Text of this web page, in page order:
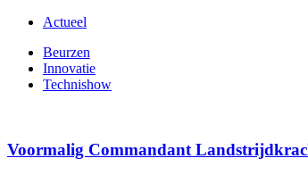
Actueel
Beurzen
Innovatie
Technishow
Voormalig Commandant